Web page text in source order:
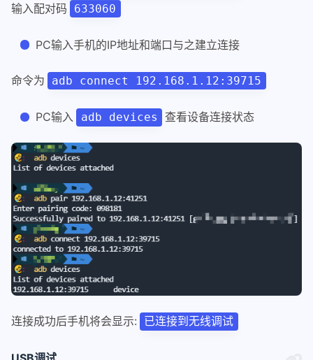
输入配对码
633060
PC输入手机的IP地址和端口与之建立连接
命令为 adb connect 192.168.1.12:39715
PC输入 adb devices 查看设备连接状态
连接成功后手机将会显示: 已连接到无线调试